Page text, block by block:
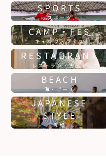
SPORTS
スポーツ
CAMP・FES
キャンプ・フェス
RESTAURANT
レストラン・古民家
BEACH
海・ビーチ
JAPANESE
STYLE
和婚